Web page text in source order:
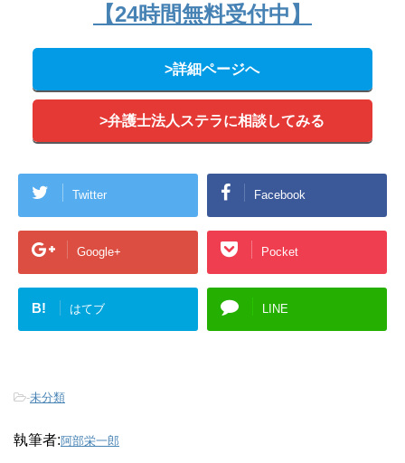
【24時間無料受付中】
>詳細ページへ
>弁護士法人ステラに相談してみる
Twitter Facebook
Google+ Pocket
B! はてブ LINE
-未分類
執筆者:阿部栄一郎